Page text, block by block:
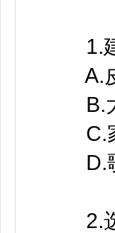
1.建
A.皮
B.大
C.家
D.歌
2.选